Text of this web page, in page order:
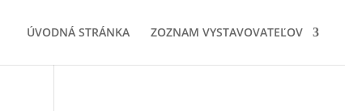
ÚVODNÁ STRÁNKA ZOZNAM VYSTAVOVATEĽOV